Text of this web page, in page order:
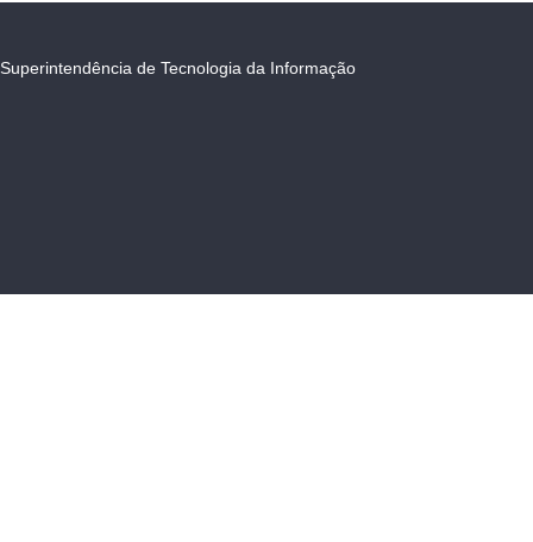
Superintendência de Tecnologia da Informação